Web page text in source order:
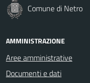
Comune di Netro
AMMINISTRAZIONE
Aree amministrative
Documenti e dati